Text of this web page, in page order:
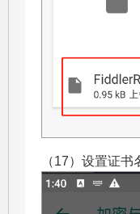
（17）设置证书